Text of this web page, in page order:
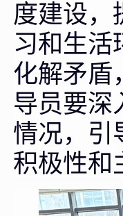
度建设，
习和生活
化解矛盾
导员要深
情况，引
积极性和